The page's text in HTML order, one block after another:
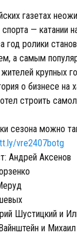
газетах
— катании
год ролики
а самым
крупных
о бизнесе на
строить
сезона можно
vre2407botg
Андрей Аксенов
Шустицкий и
и